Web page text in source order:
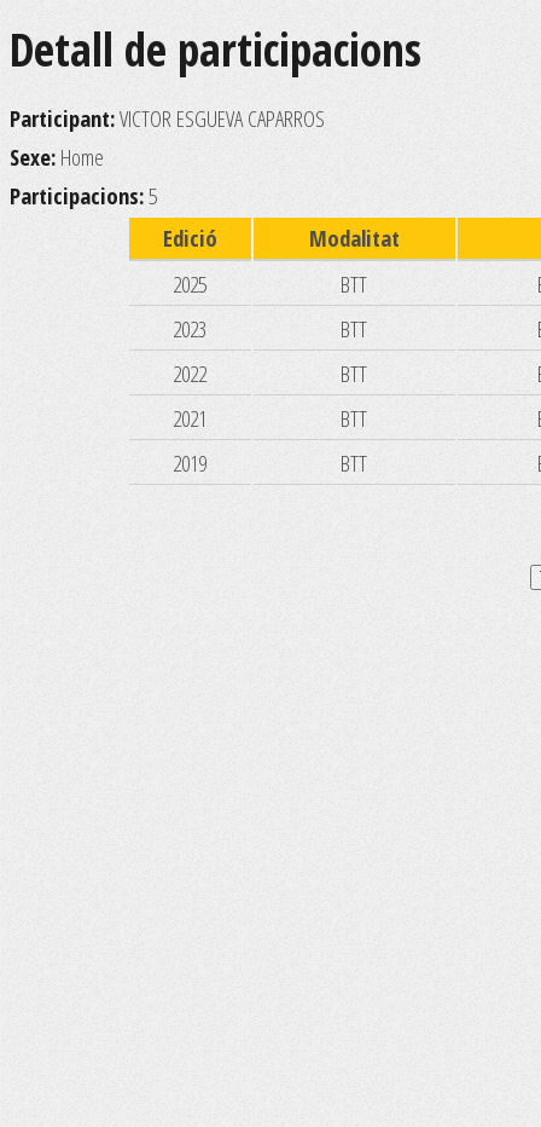
Detall de participacions
Participant:VICTOR ESGUEVA CAPARROS
Sexe: Home
Participacions:5
Edició
Modalitat
2025
BTT
2023
BTT
2022
BTT
2021
BTT
2019
BTT